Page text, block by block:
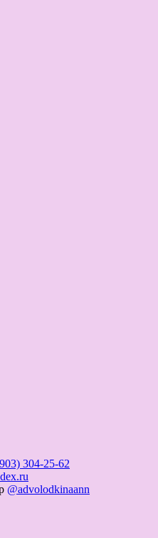
304-25-62
@advolodkinaann